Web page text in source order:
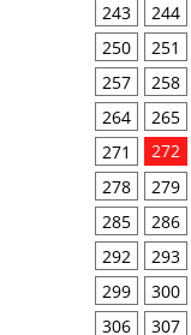
243
244
250
251
257
258
264
265
271
272
278
279
285
286
292
293
299
300
306
307